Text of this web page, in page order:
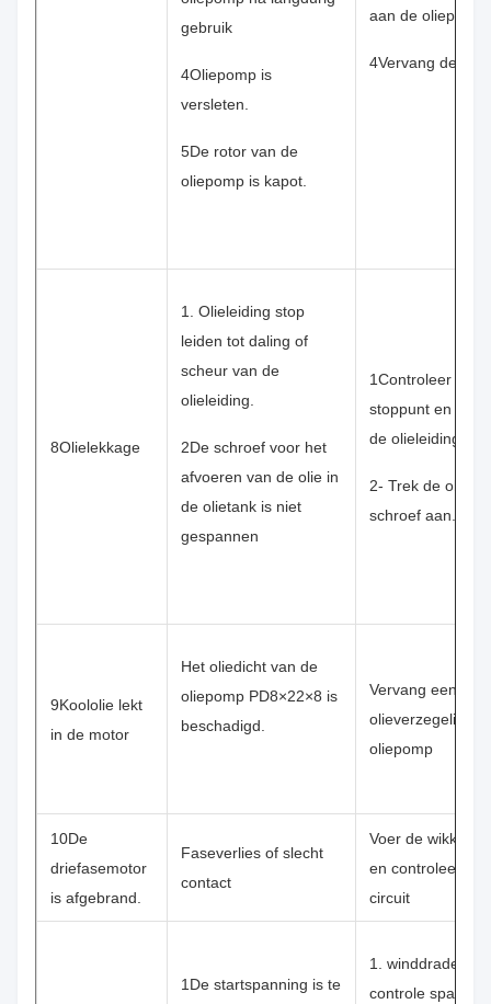
gebruik
4Oliepomp is
versleten.
5De rotor van de
oliepomp is kapot.
aan de oliepomp.
4Vervang de
8Olielekkage
1. Olieleiding stop
leiden tot daling of
scheur van de
olieleiding.
2De schroef voor het
afvoeren van de olie in
de olietank is niet
gespannen
1Controleer het
stoppunt en
de olieleiding.
2- Trek de
schroef aan.
9Koololie lekt
in de motor
Het oliedicht van de
oliepomp PD8×22×8 is
beschadigd.
Vervang een
olieverzegeling of
oliepomp
10De
driefasemotor
is afgebrand.
Faseverlies of slecht
contact
Voer de
en controleer het
circuit
1De startspanning is te
1. winddraden en
controle